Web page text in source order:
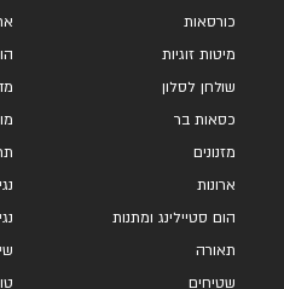
כורסאות
מיטות זוגיות
שולחן לסלון
כסאות בר
מזנונים
ארונות
הום סטיילינג ומתנות
תאורה
שטיחים